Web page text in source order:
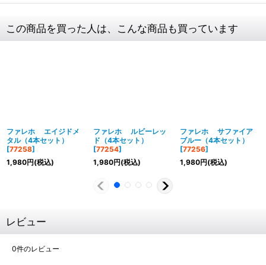
この商品を買った人は、こんな商品も買っています
ファレホ エイジドメ
タル（4本セット）
[77258]
1,980円(税込)
ファレホ ルビーレッ
ド（4本セット）
[77254]
1,980円(税込)
ファレホ サファイア
ブルー（4本セット）
[77256]
1,980円(税込)
レビュー
0件のレビュー